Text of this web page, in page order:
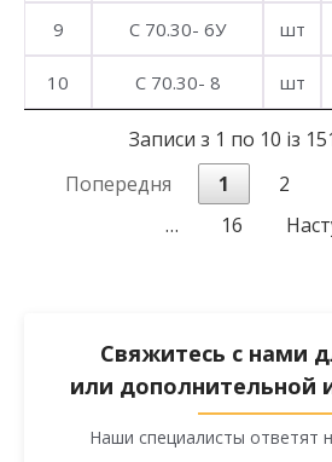
9 С 70.30- 6У шт
10 С 70.30- 8 шт
Записи з 1 по 10 із
Попередня
1 2
…
16
Свяжитесь с нами
или дополнительной
Наши специалисты ответят